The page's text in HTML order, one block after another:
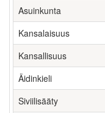
Asuinkunta
Kansalaisuus
Kansallisuus
Äidinkieli
Siviilisääty